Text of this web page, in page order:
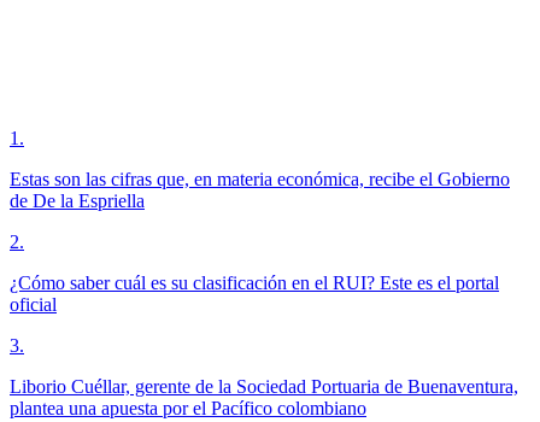
1 .
Estas son las cifras que, en materia económica, recibe el Gobierno
de De la Espriella
2.
¿Cómo saber cuál es su clasificación en el RUI? Este es el portal
oficial
3.
Liborio Cuéllar, gerente de la Sociedad Portuaria de Buenaventura,
plantea una apuesta por el Pacífico colombiano